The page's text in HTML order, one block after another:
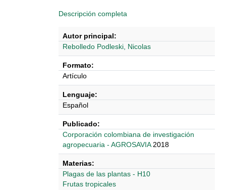
Descripción completa
Autor principal:
Rebolledo Podleski, Nicolas
Formato:
Artículo
Lenguaje:
Español
Publicado:
‎‎Corporación colombiana de investigación
agropecuaria - AGROSAVIA 2018
Materias:
Plagas de las plantas - H10
Frutas tropicales